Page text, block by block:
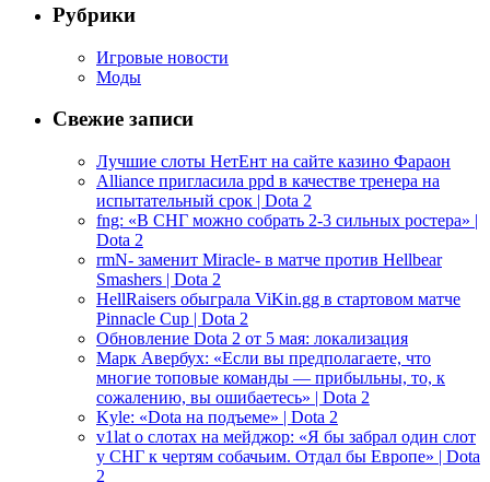
Рубрики
Игровые новости
Моды
Свежие записи
Лучшие слоты НетЕнт на сайте казино Фараон
Alliance пригласила ppd в качестве тренера на
испытательный срок | Dota 2
fng: «В СНГ можно собрать 2-3 сильных ростера» |
Dota 2
rmN- заменит Miracle- в матче против Hellbear
Smashers | Dota 2
HellRaisers обыграла ViKin.gg в стартовом матче
Pinnacle Cup | Dota 2
Обновление Dota 2 от 5 мая: локализация
Марк Авербух: «Если вы предполагаете, что
многие топовые команды — прибыльны, то, к
сожалению, вы ошибаетесь» | Dota 2
Kyle: «Dota на подъеме» | Dota 2
v1lat о слотах на мейджор: «Я бы забрал один слот
у СНГ к чертям собачьим. Отдал бы Европе» | Dota
2